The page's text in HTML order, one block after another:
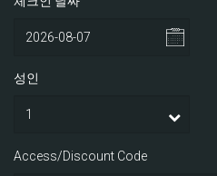
성인
Access/Discount Code